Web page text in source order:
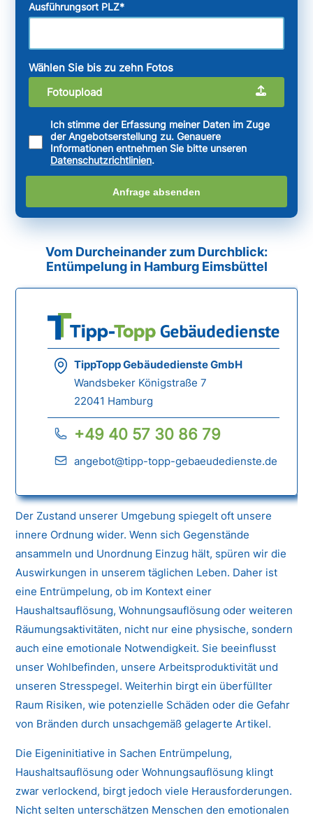
Ausführungsort PLZ*
Wählen Sie bis zu zehn Fotos
Fotoupload
Ich stimme der Erfassung meiner Daten im Zuge
der Angebotserstellung zu. Genauere
Informationen entnehmen Sie bitte unseren
Datenschutzrichtlinien.
Anfrage absenden
Vom Durcheinander zum Durchblick:
Entümpelung in Hamburg Eimsbüttel
TippTopp Gebäudedienste GmbH
Wandsbeker Königstraße 7
22041 Hamburg
+49 40 57 30 86 79
angebot@tipp-topp-gebaeudedienste.de
Der Zustand unserer Umgebung spiegelt oft unsere
innere Ordnung wider. Wenn sich Gegenstände
ansammeln und Unordnung Einzug hält, spüren wir die
Auswirkungen in unserem täglichen Leben. Daher ist
eine Entrümpelung, ob im Kontext einer
Haushaltsauflösung, Wohnungsauflösung oder weiteren
Räumungsaktivitäten, nicht nur eine physische, sondern
auch eine emotionale Notwendigkeit. Sie beeinflusst
unser Wohlbefinden, unsere Arbeitsproduktivität und
unseren Stresspegel. Weiterhin birgt ein überfüllter
Raum Risiken, wie potenzielle Schäden oder die Gefahr
von Bränden durch unsachgemäß gelagerte Artikel.
Die Eigeninitiative in Sachen Entrümpelung,
Haushaltsauflösung oder Wohnungsauflösung klingt
zwar verlockend, birgt jedoch viele Herausforderungen.
Nicht selten unterschätzen Menschen den emotionalen